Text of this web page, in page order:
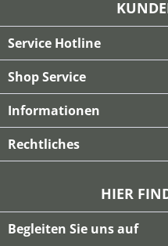
Service Hotline
Shop Service
Informationen
Rechtliches
HIER
Begleiten Sie uns auf